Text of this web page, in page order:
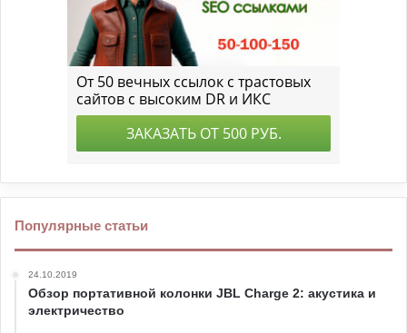
Популярные статьи
24.10.2019
Обзор портативной колонки JBL Charge 2: акустика и
электричество